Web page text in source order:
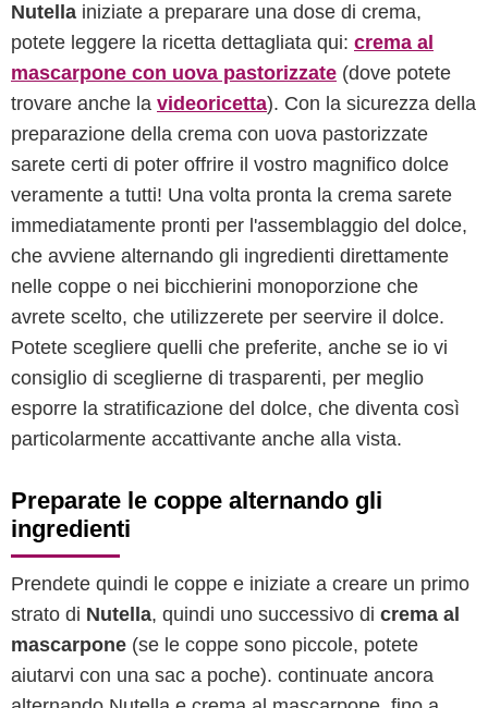
Nutella iniziate a preparare una dose di crema,
potete leggere la ricetta dettagliata qui: crema al
mascarpone con uova pastorizzate (dove potete
trovare anche la videoricetta). Con la sicurezza della
preparazione della crema con uova pastorizzate
sarete certi di poter offrire il vostro magnifico dolce
veramente a tutti! Una volta pronta la crema sarete
immediatamente pronti per l'assemblaggio del dolce,
che avviene alternando gli ingredienti direttamente
nelle coppe o nei bicchierini monoporzione che
avrete scelto, che utilizzerete per seervire il dolce.
Potete scegliere quelli che preferite, anche se io vi
consiglio di sceglierne di trasparenti, per meglio
esporre la stratificazione del dolce, che diventa così
particolarmente accattivante anche alla vista.
Preparate le coppe alternando gli
ingredienti
Prendete quindi le coppe e iniziate a creare un primo
strato di Nutella, quindi uno successivo di crema al
mascarpone (se le coppe sono piccole, potete
aiutarvi con una sac a poche). continuate ancora